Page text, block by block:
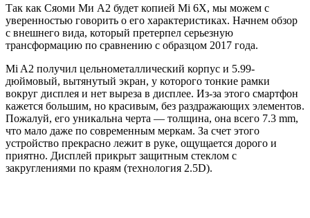
Так как Сяоми Mи А2 будет копией Mi 6X, мы можем с
уверенностью говорить о его характеристиках. Начнем обзор
с внешнего вида, который претерпел серьезную
трансформацию по сравнению с образцом 2017 года.
Mi A2 получил цельнометаллический корпус и 5.99-
дюймовый, вытянутый экран, у которого тонкие рамки
вокруг дисплея и нет выреза в дисплее. Из-за этого смартфон
кажется большим, но красивым, без раздражающих элементов.
Пожалуй, его уникальна черта — толщина, она всего 7.3 mm,
что мало даже по современным меркам. За счет этого
устройство прекрасно лежит в руке, ощущается дорого и
приятно. Дисплей прикрыт защитным стеклом с
закруглениями по краям (технология 2.5D).